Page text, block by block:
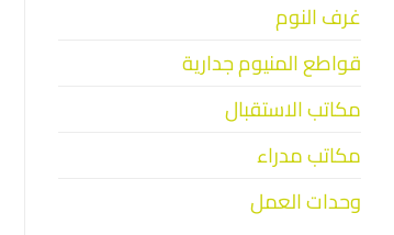
غرف النوم
قواطع المنيوم جدارية
مكاتب الاستقبال
مكاتب مدراء
وحدات العمل